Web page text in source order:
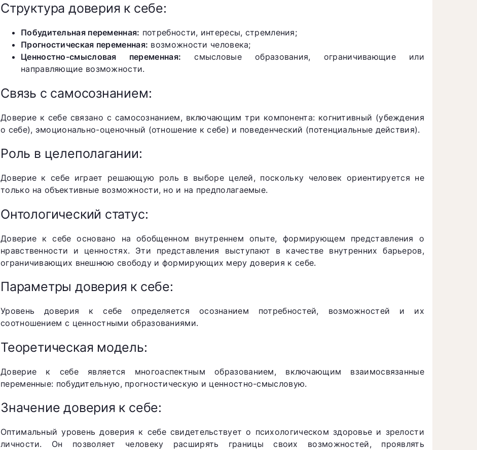
Структура доверия к себе:
Побудительная переменная: потребности, интересы, стремления;
Прогностическая переменная: возможности человека;
Ценностно-смысловая переменная: смысловые образования, ограничивающие или
направляющие возможности.
Связь с самосознанием:
Доверие к себе связано с самосознанием, включающим три компонента: когнитивный (убеждения
о себе), эмоционально-оценочный (отношение к себе) и поведенческий (потенциальные действия).
Роль в целеполагании:
Доверие к себе играет решающую роль в выборе целей, поскольку человек ориентируется не
только на объективные возможности, но и на предполагаемые.
Онтологический статус:
Доверие к себе основано на обобщенном внутреннем опыте, формирующем представления о
нравственности и ценностях. Эти представления выступают в качестве внутренних барьеров,
ограничивающих внешнюю свободу и формирующих меру доверия к себе.
Параметры доверия к себе:
Уровень доверия к себе определяется осознанием потребностей, возможностей и их
соотношением с ценностными образованиями.
Теоретическая модель:
Доверие к себе является многоаспектным образованием, включающим взаимосвязанные
переменные: побудительную, прогностическую и ценностно-смысловую.
Значение доверия к себе:
Оптимальный уровень доверия к себе свидетельствует о психологическом здоровье и зрелости
личности. Он позволяет человеку расширять границы своих возможностей, проявлять